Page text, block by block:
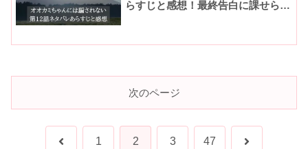
らすじと感想！最終告白に課せられ
次のページ
前 1 2 3 47 次